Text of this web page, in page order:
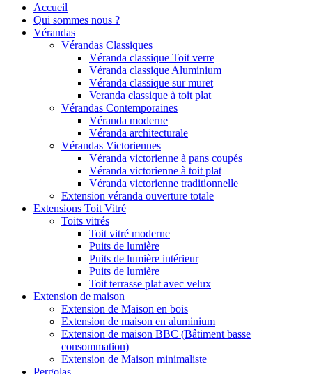
Accueil
Qui sommes nous ?
Vérandas
Vérandas Classiques
Véranda classique Toit verre
Véranda classique Aluminium
Véranda classique sur muret
Veranda classique à toit plat
Vérandas Contemporaines
Véranda moderne
Véranda architecturale
Vérandas Victoriennes
Véranda victorienne à pans coupés
Véranda victorienne à toit plat
Véranda victorienne traditionnelle
Extension véranda ouverture totale
Extensions Toit Vitré
Toits vitrés
Toit vitré moderne
Puits de lumière
Puits de lumière intérieur
Puits de lumière
Toit terrasse plat avec velux
Extension de maison
Extension de Maison en bois
Extension de maison en aluminium
Extension de maison BBC (Bâtiment basse
consommation)
Extension de Maison minimaliste
Pergolas